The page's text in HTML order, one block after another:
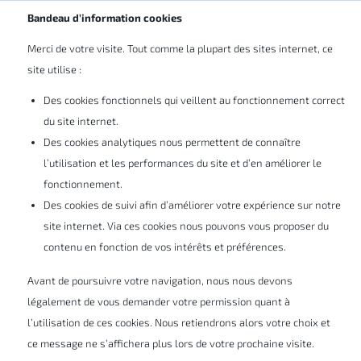
Bandeau d’information cookies
Merci de votre visite. Tout comme la plupart des sites internet, ce
site utilise :
Des cookies fonctionnels qui veillent au fonctionnement correct
du site internet.
Des cookies analytiques nous permettent de connaître
l’utilisation et les performances du site et d’en améliorer le
fonctionnement.
Des cookies de suivi afin d’améliorer votre expérience sur notre
site internet. Via ces cookies nous pouvons vous proposer du
contenu en fonction de vos intérêts et préférences.
Avant de poursuivre votre navigation, nous nous devons
légalement de vous demander votre permission quant à
l’utilisation de ces cookies. Nous retiendrons alors votre choix et
ce message ne s’affichera plus lors de votre prochaine visite.
3DEXPERIENCE® Works
Connectez les personnes, les idées, les
données et les solutions au sein d'un
environnement collaboratif et interactif
unique.
En savoir plus sur
3DEXPERIENCE® Works